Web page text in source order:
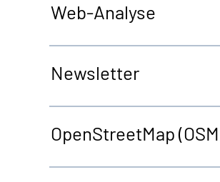
Web-Analyse
Newsletter
OpenStreetMap